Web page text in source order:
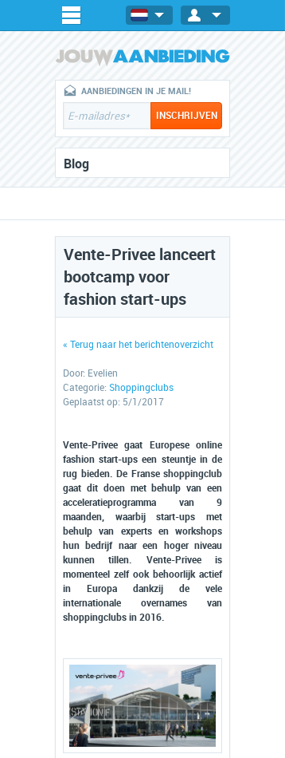
AANBIEDINGEN IN JE MAIL!
Blog
Vente-Privee lanceert
bootcamp voor
fashion start-ups
« Terug naar het berichtenoverzicht
Door: Evelien
Categorie: Shoppingclubs
Geplaatst op: 5/1/2017
Vente-Privee gaat Europese online
fashion start-ups een steuntje in de
rug bieden. De Franse shoppingclub
gaat dit doen met behulp van een
acceleratieprogramma van 9
maanden, waarbij start-ups met
behulp van experts en workshops
hun bedrijf naar een hoger niveau
kunnen tillen. Vente-Privee is
momenteel zelf ook behoorlijk actief
in Europa dankzij de vele
internationale overnames van
shoppingclubs in 2016.